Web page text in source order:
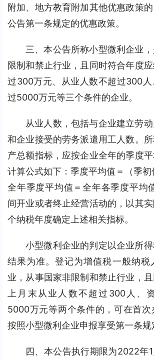
附加、地方教育附加其他优惠政策
公告第一条规定的优惠政策。
三、本公告所称小型微利企业
限制和禁止行业，且同时符合年度
过300万元、从业人数不超过300人
过5000万元等三个条件的企业。
从业人数，包括与企业建立劳
和企业接受的劳务派遣用工人数。
产总额指标，应按企业全年的季度
计算公式如下：季度平均值＝（季
全年季度平均值＝全年各季度平均
间开业或者终止经营活动的，以其
个纳税年度确定上述相关指标。
小型微利企业的判定以企业所
结果为准。登记为增值税一般纳税
业，从事国家非限制和禁止行业，
上月末从业人数不超过300人、
5000万元等两个条件的，可在首
按照小型微利企业申报享受第一条规
四、本公告执行期限为2022年